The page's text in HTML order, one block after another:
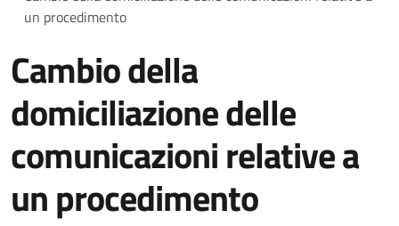
un procedimento
Cambio della
domiciliazione delle
comunicazioni relative a
un procedimento